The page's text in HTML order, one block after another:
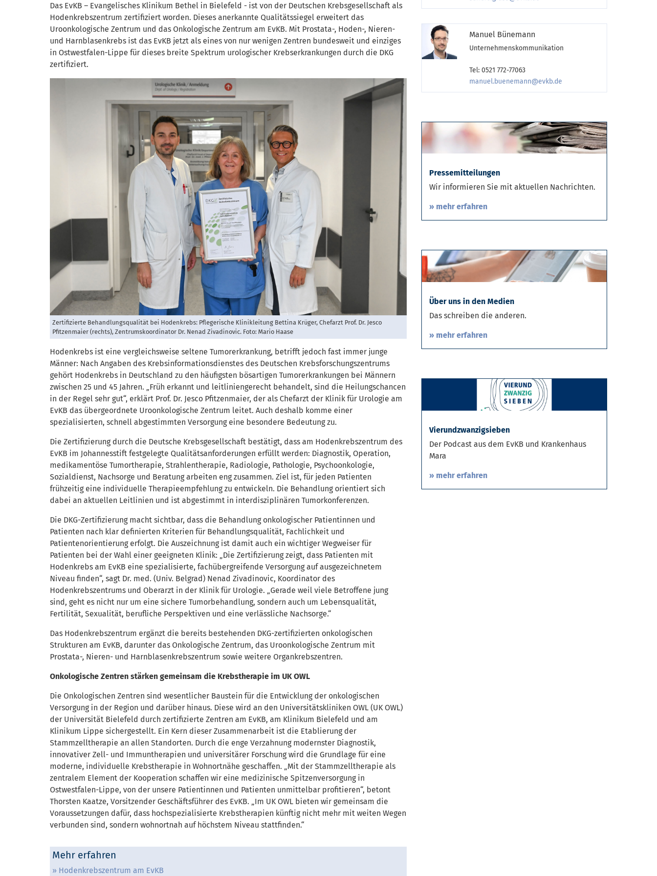
Das EvKB – Evangelisches Klinikum Bethel in Bielefeld - ist von der Deutschen Krebsgesellschaft als
Hodenkrebszentrum zertifiziert worden. Dieses anerkannte Qualitätssiegel erweitert das
Uroonkologische Zentrum und das Onkologische Zentrum am EvKB. Mit Prostata-, Hoden-, Nieren-
und Harnblasenkrebs ist das EvKB jetzt als eines von nur wenigen Zentren bundesweit und einziges
in Ostwestfalen-Lippe für dieses breite Spektrum urologischer Krebserkrankungen durch die DKG
zertifiziert.
Zertifizierte Behandlungsqualität bei Hodenkrebs: Pflegerische Klinikleitung Bettina Krüger, Chefarzt Prof. Dr. Jesco
Pfitzenmaier (rechts), Zentrumskoordinator Dr. Nenad Zivadinovic. Foto: Mario Haase
Hodenkrebs ist eine vergleichsweise seltene Tumorerkrankung, betrifft jedoch fast immer junge
Männer: Nach Angaben des Krebsinformationsdienstes des Deutschen Krebsforschungszentrums
gehört Hodenkrebs in Deutschland zu den häufigsten bösartigen Tumorerkrankungen bei Männern
zwischen 25 und 45 Jahren. „Früh erkannt und leitliniengerecht behandelt, sind die Heilungschancen
in der Regel sehr gut“, erklärt Prof. Dr. Jesco Pfitzenmaier, der als Chefarzt der Klinik für Urologie am
EvKB das übergeordnete Uroonkologische Zentrum leitet. Auch deshalb komme einer
spezialisierten, schnell abgestimmten Versorgung eine besondere Bedeutung zu.
Die Zertifizierung durch die Deutsche Krebsgesellschaft bestätigt, dass am Hodenkrebszentrum des
EvKB im Johannesstift festgelegte Qualitätsanforderungen erfüllt werden: Diagnostik, Operation,
medikamentöse Tumortherapie, Strahlentherapie, Radiologie, Pathologie, Psychoonkologie,
Sozialdienst, Nachsorge und Beratung arbeiten eng zusammen. Ziel ist, für jeden Patienten
frühzeitig eine individuelle Therapieempfehlung zu entwickeln. Die Behandlung orientiert sich
dabei an aktuellen Leitlinien und ist abgestimmt in interdisziplinären Tumorkonferenzen.
Die DKG-Zertifizierung macht sichtbar, dass die Behandlung onkologischer Patientinnen und
Patienten nach klar definierten Kriterien für Behandlungsqualität, Fachlichkeit und
Patientenorientierung erfolgt. Die Auszeichnung ist damit auch ein wichtiger Wegweiser für
Patienten bei der Wahl einer geeigneten Klinik: „Die Zertifizierung zeigt, dass Patienten mit
Hodenkrebs am EvKB eine spezialisierte, fachübergreifende Versorgung auf ausgezeichnetem
Niveau finden“, sagt Dr. med. (Univ. Belgrad) Nenad Zivadinovic, Koordinator des
Hodenkrebszentrums und Oberarzt in der Klinik für Urologie. „Gerade weil viele Betroffene jung
sind, geht es nicht nur um eine sichere Tumorbehandlung, sondern auch um Lebensqualität,
Fertilität, Sexualität, berufliche Perspektiven und eine verlässliche Nachsorge.“
Das Hodenkrebszentrum ergänzt die bereits bestehenden DKG-zertifizierten onkologischen
Strukturen am EvKB, darunter das Onkologische Zentrum, das Uroonkologische Zentrum mit
Prostata-, Nieren- und Harnblasenkrebszentrum sowie weitere Organkrebszentren.
Onkologische Zentren stärken gemeinsam die Krebstherapie im UK OWL
Die Onkologischen Zentren sind wesentlicher Baustein für die Entwicklung der onkologischen
Versorgung in der Region und darüber hinaus. Diese wird an den Universitätskliniken OWL (UK OWL)
der Universität Bielefeld durch zertifizierte Zentren am EvKB, am Klinikum Bielefeld und am
Klinikum Lippe sichergestellt. Ein Kern dieser Zusammenarbeit ist die Etablierung der
Stammzelltherapie an allen Standorten. Durch die enge Verzahnung modernster Diagnostik,
innovativer Zell- und Immuntherapien und universitärer Forschung wird die Grundlage für eine
moderne, individuelle Krebstherapie in Wohnortnähe geschaffen. „Mit der Stammzelltherapie als
zentralem Element der Kooperation schaffen wir eine medizinische Spitzenversorgung in
Ostwestfalen-Lippe, von der unsere Patientinnen und Patienten unmittelbar profitieren“, betont
Thorsten Kaatze, Vorsitzender Geschäftsführer des EvKB. „Im UK OWL bieten wir gemeinsam die
Voraussetzungen dafür, dass hochspezialisierte Krebstherapien künftig nicht mehr mit weiten Wegen
verbunden sind, sondern wohnortnah auf höchstem Niveau stattfinden.“
Mehr erfahren
Hodenkrebszentrum am EvKB
Manuel Bünemann
Unternehmenskommunikation
Tel: 0521 772-77063
manuel.buenemann@evkb.de
Pressemitteilungen
Wir informieren Sie mit aktuellen Nachrichten.
» mehr erfahren
Über uns in den Medien
Das schreiben die anderen.
» mehr erfahren
Vierundzwanzigsieben
Der Podcast aus dem EvKB und Krankenhaus
Mara
» mehr erfahren